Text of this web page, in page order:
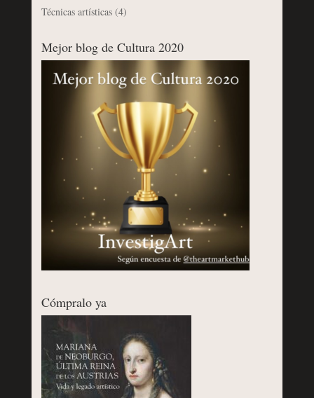
Técnicas artísticas(4)
Mejor blog de Cultura 2020
Cómpralo ya